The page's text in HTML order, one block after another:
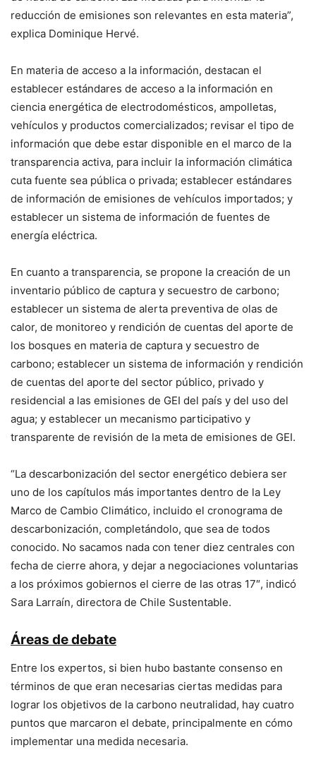
reducción de emisiones son relevantes en esta materia”,
explica Dominique Hervé.
En materia de acceso a la información, destacan el
establecer estándares de acceso a la información en
ciencia energética de electrodomésticos, ampolletas,
vehículos y productos comercializados; revisar el tipo de
información que debe estar disponible en el marco de la
transparencia activa, para incluir la información climática
cuta fuente sea pública o privada; establecer estándares
de información de emisiones de vehículos importados; y
establecer un sistema de información de fuentes de
energía eléctrica.
En cuanto a transparencia, se propone la creación de un
inventario público de captura y secuestro de carbono;
establecer un sistema de alerta preventiva de olas de
calor, de monitoreo y rendición de cuentas del aporte de
los bosques en materia de captura y secuestro de
carbono; establecer un sistema de información y rendición
de cuentas del aporte del sector público, privado y
residencial a las emisiones de GEI del país y del uso del
agua; y establecer un mecanismo participativo y
transparente de revisión de la meta de emisiones de GEI.
“La descarbonización del sector energético debiera ser
uno de los capítulos más importantes dentro de la Ley
Marco de Cambio Climático, incluido el cronograma de
descarbonización, completándolo, que sea de todos
conocido. No sacamos nada con tener diez centrales con
fecha de cierre ahora, y dejar a negociaciones voluntarias
a los próximos gobiernos el cierre de las otras 17″, indicó
Sara Larraín, directora de Chile Sustentable.
Áreas de debate
Entre los expertos, si bien hubo bastante consenso en
términos de que eran necesarias ciertas medidas para
lograr los objetivos de la carbono neutralidad, hay cuatro
puntos que marcaron el debate, principalmente en cómo
implementar una medida necesaria.